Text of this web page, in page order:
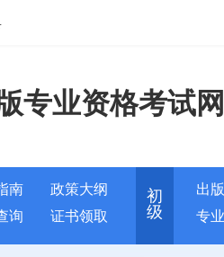
专业资格考试网
南
政策大纲
询 证书领取
初
级
出
专